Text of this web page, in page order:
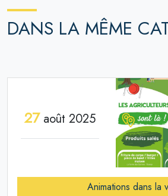
DANS LA MÊME
27août 2025
Animations dans la